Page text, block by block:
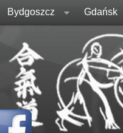
Bydgoszcz Gdańsk